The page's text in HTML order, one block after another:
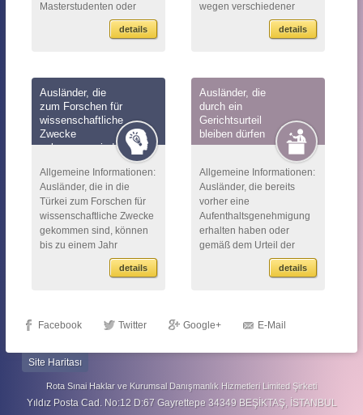
Masterstudenten oder
Doktoranden studieren,
können bis zu einem Jahr
details
wegen verschiedener
Gründe in der Türkei
bleiben müssen, können
details
Ausländer, die
zum Forschen für
wissenschaftliche
Zwecke
gekommen sind
Allgemeine Informationen:
Ausländer, die in die
Türkei zum Forschen für
wissenschaftliche Zwecke
gekommen sind, können
bis zu einem Jahr
(kurzfristige) eine
Aufenthaltsgenehmigung
details
Ausländer, die
durch ein
Gerichtsurteil
bleiben dürfen
Allgemeine Informationen:
Ausländer, die bereits
vorher eine
Aufenthaltsgenehmigung
erhalten haben oder
gemäß dem Urteil der
türkischen Gerichte in der
Türkei bleiben müssen,
details
Facebook Twitter Google+ E-Mail
Site Haritası
Rota Sınai Haklar ve Kurumsal Danışmanlık Hizmetleri Limited Şirketi
Yıldız Posta Cad. No:12 D:67 Gayrettepe 34349 BEŞİKTAŞ, İSTANBUL